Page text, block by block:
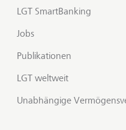
LGT SmartBanking
Jobs
Publikationen
LGT weltweit
Unabhängige